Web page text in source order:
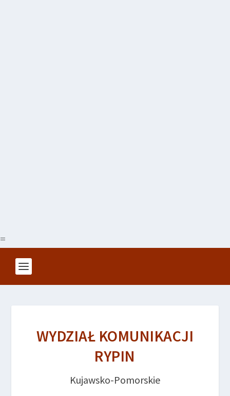
=
WYDZIAŁ KOMUNIKACJI
RYPIN
Kujawsko-Pomorskie